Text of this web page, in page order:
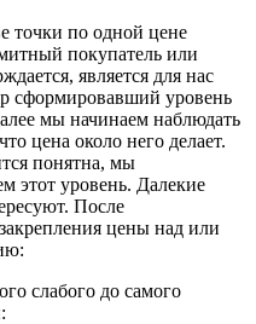
точки по одной цене
покупатель или
является для нас
сформировавший уровень
мы начинаем наблюдать
цена около него делает.
понятна, мы
этот уровень. Далекие
После
цены над или
слабого до самого